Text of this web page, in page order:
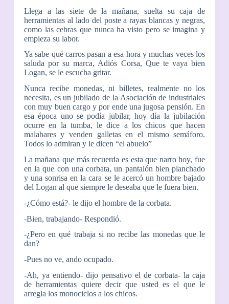
Llega a las siete de la mañana, suelta su caja de
herramientas al lado del poste a rayas blancas y negras,
como las cebras que nunca ha visto pero se imagina y
empieza su labor.
Ya sabe qué carros pasan a esa hora y muchas veces los
saluda por su marca, Adiós Corsa, Que te vaya bien
Logan, se le escucha gritar.
Nunca recibe monedas, ni billetes, realmente no los
necesita, es un jubilado de la Asociación de industriales
con muy buen cargo y por ende una jugosa pensión. En
esa época uno se podía jubilar, hoy día la jubilación
ocurre en la tumba, le dice a los chicos que hacen
malabares y venden galletas en el mismo semáforo.
Todos lo admiran y le dicen “el abuelo”
La mañana que más recuerda es esta que narro hoy, fue
en la que con una corbata, un pantalón bien planchado
y una sonrisa en la cara se le acercó un hombre bajado
del Logan al que siempre le deseaba que le fuera bien.
-¿Cómo está?- le dijo el hombre de la corbata.
-Bien, trabajando- Respondió.
-¿Pero en qué trabaja si no recibe las monedas que le
dan?
-Pues no ve, ando ocupado.
-Ah, ya entiendo- dijo pensativo el de corbata- la caja
de herramientas quiere decir que usted es el que le
arregla los monociclos a los chicos.